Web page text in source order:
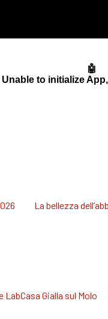
La bellezza
Gialla sul Molo